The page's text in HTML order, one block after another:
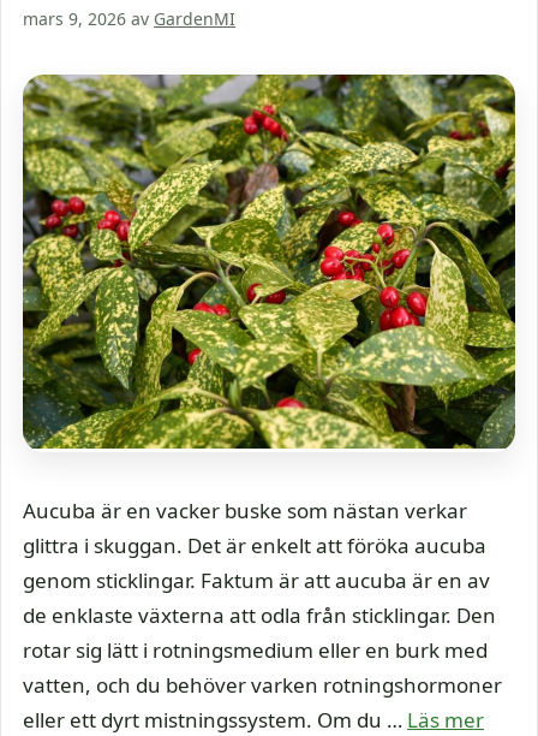
mars 9, 2026 av GardenMI
Aucuba är en vacker buske som nästan verkar
glittra i skuggan. Det är enkelt att föröka aucuba
genom sticklingar. Faktum är att aucuba är en av
de enklaste växterna att odla från sticklingar. Den
rotar sig lätt i rotningsmedium eller en burk med
vatten, och du behöver varken rotningshormoner
eller ett dyrt mistningssystem. Om du … Läs mer